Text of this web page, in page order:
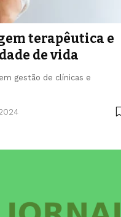
terapêutica e
de vida
gestão de clínicas e